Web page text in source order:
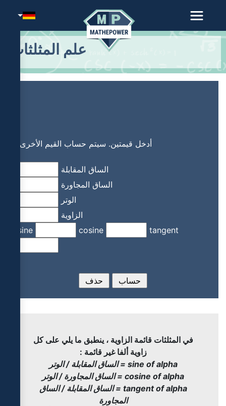
علم المثلثات
أدخل قيمتين. سيتم حساب القيم الأخرى.
الساق المقابلة
الساق المجاورة
الوتر
الزاوية
sine
cosine tangent
في المثلثات قائمة الزاوية ، ينطبق ما يلي على كل
زاوية ألفا غير قائمة :
sine of alpha = الساق المقابلة / الوتر
cosine of alpha = الساق المجاورة / الوتر
tangent of alpha = الساق المقابلة / الساق
المجاورة